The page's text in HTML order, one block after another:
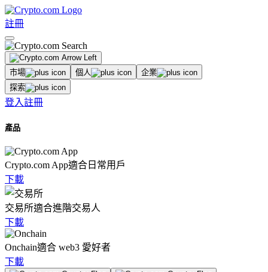
註冊
市場 個人
企業
探索
登入註冊
產品
Crypto.com App適合日常用戶
下載
交易所適合進階交易人
下載
Onchain適合 web3 愛好者
下載